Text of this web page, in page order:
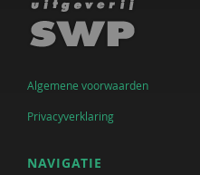
Algemene voorwaarden
Privacyverklaring
NAVIGATIE